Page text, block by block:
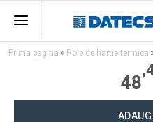
PRODUSE
Prima pagina » Role de hartie termica
48
Inapoi la inceput